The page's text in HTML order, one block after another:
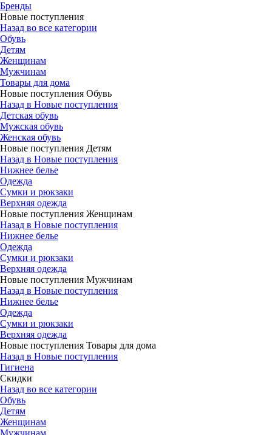
Бренды
Новые поступления
Назад во все категории
Обувь
Детям
Женщинам
Мужчинам
Товары для дома
Новые поступления Обувь
Назад в Новые поступления
Детская обувь
Мужская обувь
Женская обувь
Новые поступления Детям
Назад в Новые поступления
Нижнее белье
Одежда
Сумки и рюкзаки
Верхняя одежда
Новые поступления Женщинам
Назад в Новые поступления
Нижнее белье
Одежда
Сумки и рюкзаки
Верхняя одежда
Новые поступления Мужчинам
Назад в Новые поступления
Нижнее белье
Одежда
Сумки и рюкзаки
Верхняя одежда
Новые поступления Товары для дома
Назад в Новые поступления
Гигиена
Скидки
Назад во все категории
Обувь
Детям
Женщинам
Мужчинам